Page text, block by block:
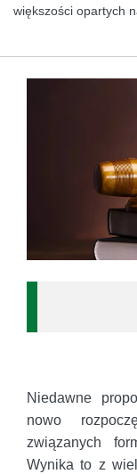
większości opartych
Niedawne
nowo
związanych
Wynika to z